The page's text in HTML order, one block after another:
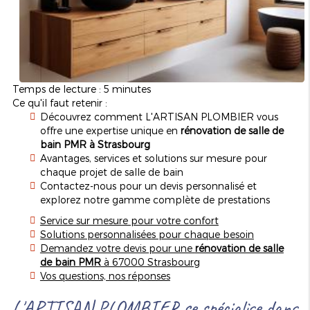
Temps de lecture : 5 minutes
Ce qu'il faut retenir :
Découvrez comment L'ARTISAN PLOMBIER vous
offre une expertise unique en rénovation de salle de
bain PMR à Strasbourg
Avantages, services et solutions sur mesure pour
chaque projet de salle de bain
Contactez-nous pour un devis personnalisé et
explorez notre gamme complète de prestations
Service sur mesure pour votre confort
Solutions personnalisées pour chaque besoin
Demandez votre devis pour une rénovation de salle
de bain PMRà 67000 Strasbourg
Vos questions, nos réponses